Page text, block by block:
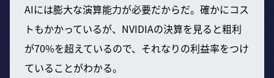
AIには膨大な演算能力が必要だからだ。確かにコス
トもかかっているが、NVIDIAの決算を見ると粗利
が70%を超えているので、それなりの利益率をつけ
ていることがわかる。